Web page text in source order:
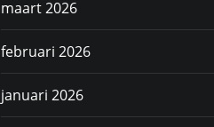
maart 2026
februari 2026
januari 2026